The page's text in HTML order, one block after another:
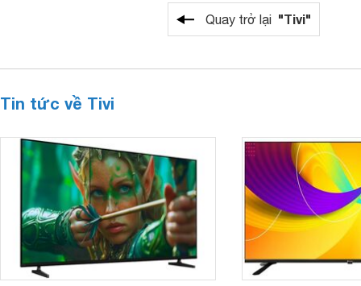
Quay trở lại "Tivi"
Tin tức về Tivi